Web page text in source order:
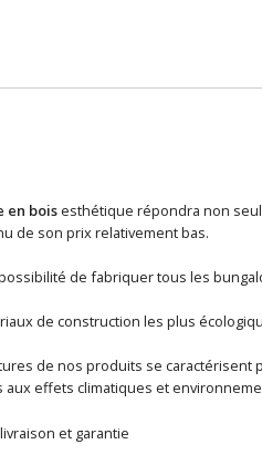
en boisesthétique répondra non
de son prix relativement bas.
de fabriquer tous les
de construction les plus
de nos produits se
effets climatiques et
et garantie